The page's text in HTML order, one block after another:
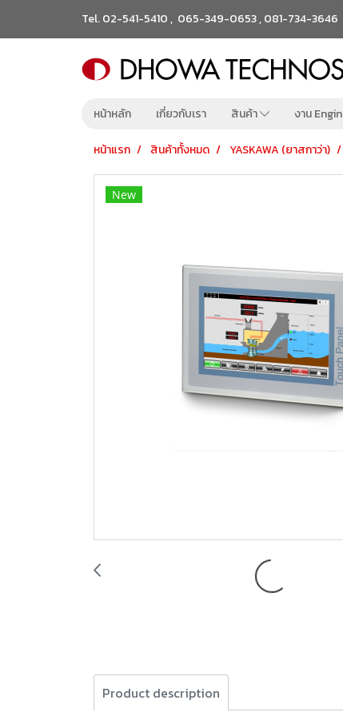
Tel.02-541-5410, 065-349-0653,081-734-3646
หน้าหลัก เกี่ยวกับเรา สินค้า งาน
หน้าแรก สินค้าทั้งหมด YASKAWA (ยาสกาว่า)
New
Product description